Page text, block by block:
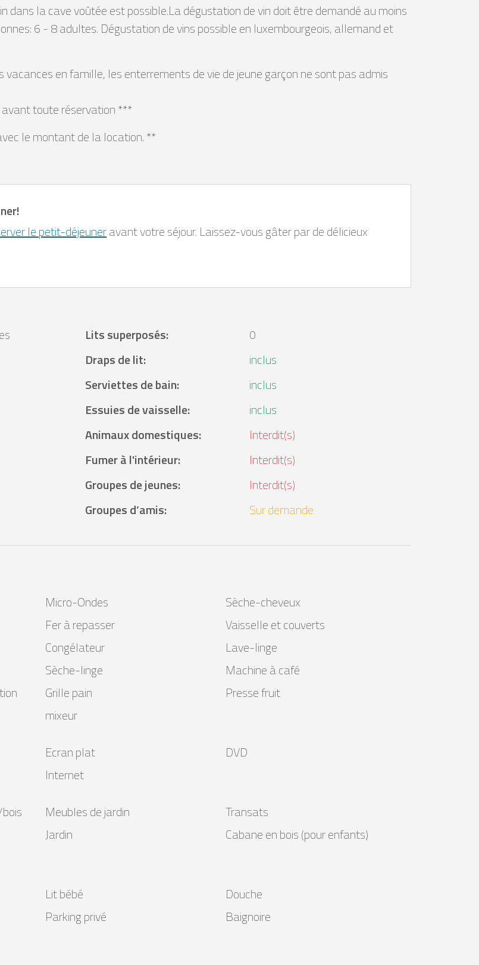
dans la cave voûtée est possible.La dégustation de vin doit être demandé au moins
6 - 8 adultes. Dégustation de vins possible en luxembourgeois, allemand et
en famille, les enterrements de vie de jeune garçon ne sont pas admis
avant toute réservation ***
le montant de la location. **
le petit-déjeuneravant votre séjour. Laissez-vous gâter par de délicieux
Lits superposés:
0
Draps de lit:
inclus
Serviettes de bain:
inclus
Essuies de vaisselle:
inclus
Animaux domestiques:
Interdit(s)
Fumer à l'intérieur:
Interdit(s)
Groupes de jeunes:
Interdit(s)
Groupes d’amis: Sur demande
Micro-Ondes
Sèche-cheveux
Fer à repasser
Vaisselle et couverts
Congélateur
Lave-linge
Sèche-linge
Machine à café
Grille pain
Presse fruit
mixeur
Ecran plat
DVD
Internet
Meubles de jardin
Transats
Jardin
Cabane en bois (pour enfants)
Lit bébé
Douche
Parking privé
Baignoire